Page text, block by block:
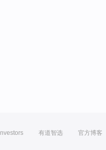
Investors 有道智选 官方博客